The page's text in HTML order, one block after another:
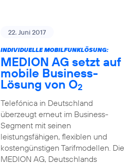
22. Juni 2017
INDIVIDUELLE MOBILFUNKLÖSUNG:
MEDION AG setzt auf
mobile Business-
Lösung von O2
Telefónica in Deutschland
überzeugt erneut im Business-
Segment mit seinen
leistungsfähigen, flexiblen und
kostengünstigen Tarifmodellen. Die
MEDION AG, Deutschlands